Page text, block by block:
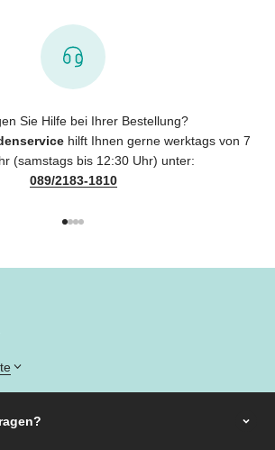
Sie Hilfe bei Ihrer Bestellung?
hilft Ihnen gerne werktags von 7
(samstags bis 12:30 Uhr) unter:
089/2183-1810